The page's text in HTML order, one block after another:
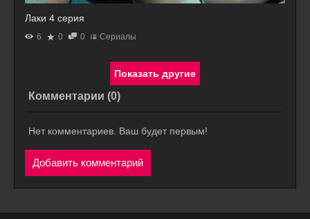
Лаки 4 серия
6 0 0 Сериалы
Комментарии (0)
Нет комментариев. Ваш будет первым!
Добавить комментарий